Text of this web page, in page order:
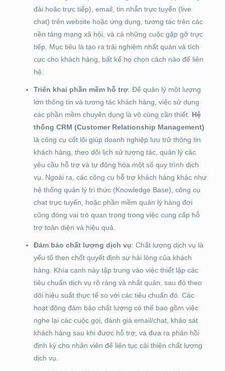
đài hoặc trực tiếp), email, tin nhắn trực tuyến (live
chat) trên website hoặc ứng dụng, tương tác trên các
nền tảng mạng xã hội, và cả những cuộc gặp gỡ trực
tiếp. Mục tiêu là tạo ra trải nghiệm nhất quán và tích
cực cho khách hàng, bất kể họ chọn cách nào để liên
hệ.
Triển khai phần mềm hỗ trợ: Để quản lý một lượng
lớn thông tin và tương tác khách hàng, việc sử dụng
các phần mềm chuyên dụng là vô cùng cần thiết. Hệ
thống CRM (Customer Relationship Management)
là công cụ cốt lõi giúp doanh nghiệp lưu trữ thông tin
khách hàng, theo dõi lịch sử tương tác, quản lý các
yêu cầu hỗ trợ và tự động hóa một số quy trình dịch
vụ. Ngoài ra, các công cụ hỗ trợ khách hàng khác như
hệ thống quản lý tri thức (Knowledge Base), công cụ
chat trực tuyến, hoặc phần mềm quản lý hàng đợi
cũng đóng vai trò quan trọng trong việc cung cấp hỗ
trợ toàn diện và hiệu quả.
Đảm bảo chất lượng dịch vụ: Chất lượng dịch vụ là
yếu tố then chốt quyết định sự hài lòng của khách
hàng. Khía cạnh này tập trung vào việc thiết lập các
tiêu chuẩn dịch vụ rõ ràng và nhất quán, sau đó theo
dõi hiệu suất thực tế so với các tiêu chuẩn đó. Các
hoạt động đảm bảo chất lượng có thể bao gồm việc
nghe lại các cuộc gọi, đánh giá email/chat, khảo sát
khách hàng sau khi được hỗ trợ, và đưa ra phản hồi
định kỳ cho nhân viên để liên tục cải thiện chất lượng
dịch vụ.